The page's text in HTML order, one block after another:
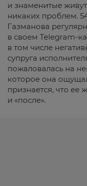
и знаменитые
никаких проблем.
Газманова
в своем Telegram-
в том числе
супруга
пожаловалась на
которое она
признается, что ее
и «после».